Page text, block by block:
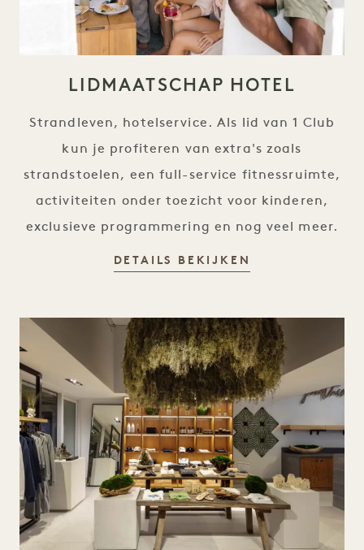
LIDMAATSCHAP HOTEL
Strandleven, hotelservice. Als lid van 1 Club
kun je profiteren van extra's zoals
strandstoelen, een full-service fitnessruimte,
activiteiten onder toezicht voor kinderen,
exclusieve programmering en nog veel meer.
DETAILS BEKIJKEN